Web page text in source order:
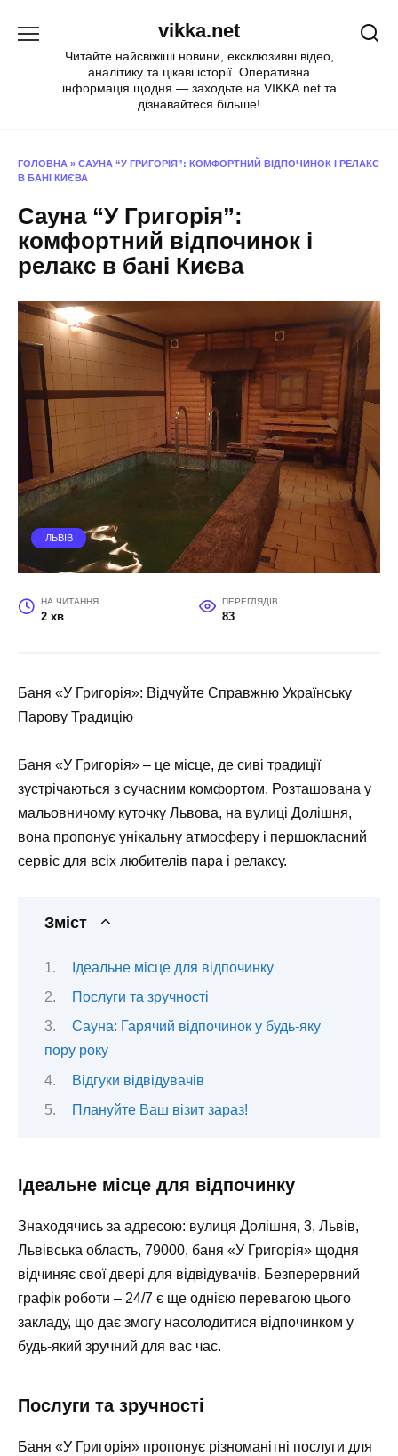
vikka.net
Читайте найсвіжіші новини, ексклюзивні відео,
аналітику та цікаві історії. Оперативна
інформація щодня — заходьте на VIKKA.net та
дізнавайтеся більше!
ГОЛОВНА » САУНА “У ГРИГОРІЯ”: КОМФОРТНИЙ ВІДПОЧИНОК І РЕЛАКС
В БАНІ КИЄВА
Сауна “У Григорія”:
комфортний відпочинок і
релакс в бані Києва
ЛЬВІВ
НА ЧИТАННЯ
2 хв
ПЕРЕГЛЯДІВ
83
Баня «У Григорія»: Відчуйте Справжню Українську
Парову Традицію
Баня «У Григорія» – це місце, де сиві традиції
зустрічаються з сучасним комфортом. Розташована у
мальовничому куточку Львова, на вулиці Долішня,
вона пропонує унікальну атмосферу і першокласний
сервіс для всіх любителів пара і релаксу.
Зміст
Ідеальне місце для відпочинку
Послуги та зручності
Сауна: Гарячий відпочинок у будь-яку
пору року
Відгуки відвідувачів
Плануйте Ваш візит зараз!
Ідеальне місце для відпочинку
Знаходячись за адресою: вулиця Долішня, 3, Львів,
Львівська область, 79000, баня «У Григорія» щодня
відчиняє свої двері для відвідувачів. Безперервний
графік роботи – 24/7 є ще однією перевагою цього
закладу, що дає змогу насолодитися відпочинком у
будь-який зручний для вас час.
Послуги та зручності
Баня «У Григорія» пропонує різноманітні послуги для